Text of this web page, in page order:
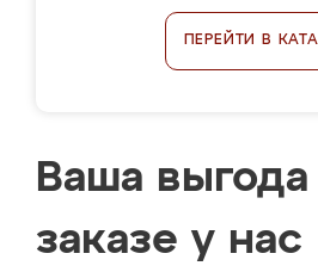
ПЕРЕЙТИ В
Ваша
заказе у нас